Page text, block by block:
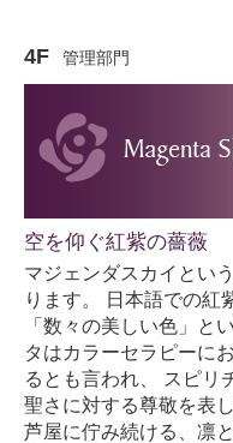
4F 管理部門
空を仰ぐ紅紫の薔薇
マジェンダスカイとい
ります。 日本語での紅
「数々の美しい色」と
タはカラーセラピーに
るとも言われ、 スピリ
聖さに対する尊敬を表
芦屋に佇み続ける、凛